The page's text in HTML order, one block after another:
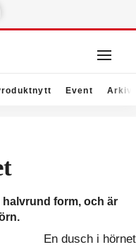
Event Arkiv
form, och är